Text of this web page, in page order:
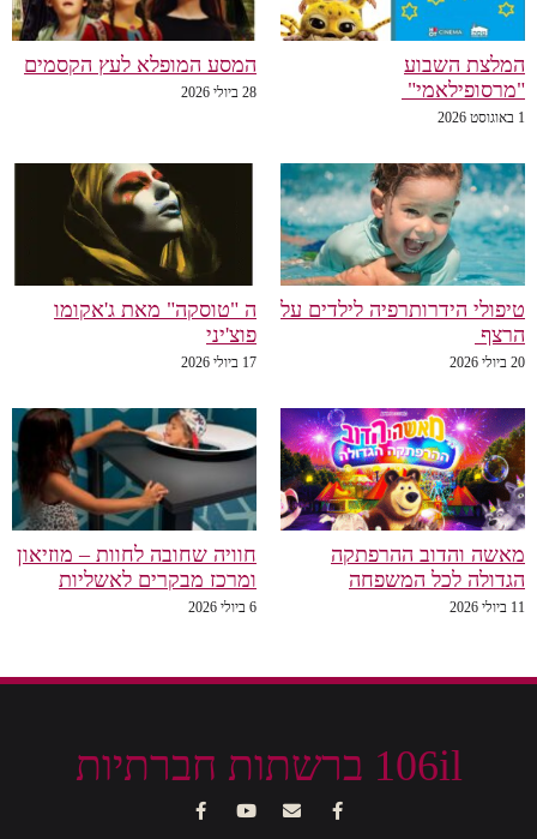
המלצת השבוע
"מרסופילאמי"
1 באוגוסט 2026
המסע המופלא לעץ הקסמים
28 ביולי 2026
טיפולי הידרותרפיה לילדים על
הרצף
20 ביולי 2026
ה "טוסקה" מאת ג'אקומו
פוצ'יני
17 ביולי 2026
מאשה והדוב ההרפתקה
הגדולה לכל המשפחה
11 ביולי 2026
חוויה שחובה לחוות – מוזיאון
ומרכז מבקרים לאשליות
6 ביולי 2026
106il ברשתות חברתיות